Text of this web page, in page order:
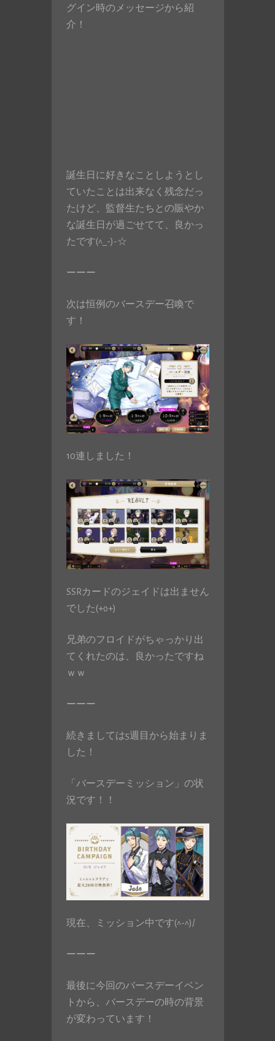
グイン時のメッセージから紹
介！
誕生日に好きなことしようとし
ていたことは出来なく残念だっ
たけど、監督生たちとの賑やか
な誕生日が過ごせてて、良かっ
たです(^_-)-☆
ーーー
次は恒例のバースデー召喚で
す！
10連しました！
SSRカードのジェイドは出ません
でした(+o+)
兄弟のフロイドがちゃっかり出
てくれたのは、良かったですね
ｗｗ
ーーー
続きましては5週目から始まりま
した！
「バースデーミッション」の状
況です！！
現在、ミッション中です(^-^)/
ーーー
最後に今回のバースデーイベン
トから、バースデーの時の背景
が変わっています！